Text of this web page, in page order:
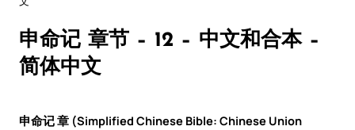
申命记 章节 – 12 – 中文和合本 –
简体中文
申命记 章 (Simplified Chinese Bible: Chinese Union